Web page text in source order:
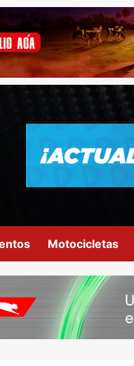
Motocicletas